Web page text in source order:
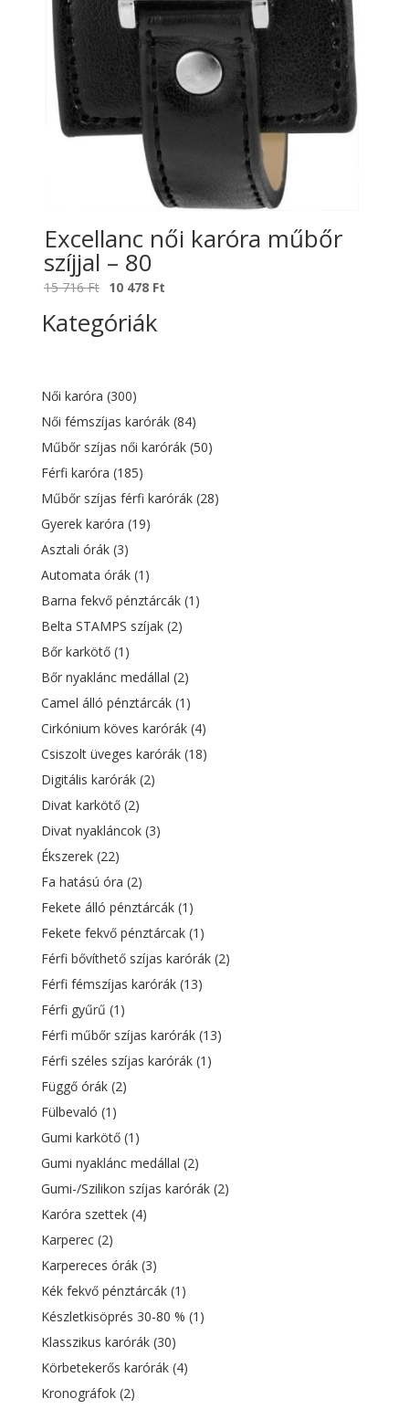
Excellanc női karóra műbőr
szíjjal – 80
15 716Ft Original
was:
10 478 Ft
Kategóriák
Női karóra (300)
Női fémszíjas karórák (84)
Műbőr szíjas női karórák (50)
Férfi karóra (185)
Műbőr szíjas férfi karórák (28)
Gyerek karóra (19)
Asztali órák (3)
Automata órák (1)
Barna fekvő pénztárcák (1)
Belta STAMPS szíjak (2)
Bőr karkötő (1)
Bőr nyaklánc medállal (2)
Camel álló pénztárcák (1)
Cirkónium köves karórák (4)
Csiszolt üveges karórák (18)
Digitális karórák (2)
Divat karkötő (2)
Divat nyakláncok (3)
Ékszerek (22)
Fa hatású óra (2)
Fekete álló pénztárcák (1)
Fekete fekvő pénztárcak (1)
Férfi bővíthető szíjas karórák (2)
Férfi fémszíjas karórák (13)
Férfi gyűrű (1)
Férfi műbőr szíjas karórák (13)
Férfi széles szíjas karórák (1)
Függő órák (2)
Fülbevaló (1)
Gumi karkötő (1)
Gumi nyaklánc medállal (2)
Gumi-/Szilikon szíjas karórák (2)
Karóra szettek (4)
Karperec (2)
Karpereces órák (3)
Kék fekvő pénztárcák (1)
Készletkisöprés 30-80 % (1)
Klasszikus karórák (30)
Körbetekerős karórák (4)
Kronográfok (2)